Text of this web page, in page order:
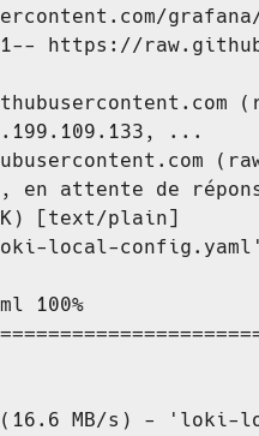
https://
...
en attente de
[text/plain]
local-
100%
(16.6 MB/s) - 'loki-